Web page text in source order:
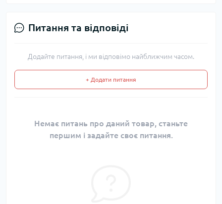
Питання та відповіді
Додайте питання, і ми відповімо найближчим часом.
+ Додати питання
Немає питань про даний товар, станьте
першим і задайте своє питання.